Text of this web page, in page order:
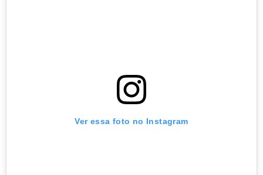
Ver essa foto no Instagram